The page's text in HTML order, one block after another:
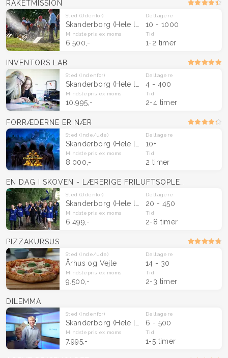
RAKETMISSION
Sted (Udenfor)
Skanderborg (Hele landet)
Deltagere
10 - 1000
Mindstepris ex moms
6.500,-
Tid
1-2 timer
INVENTORS LAB
Sted (Indenfor)
Skanderborg (Hele landet)
Deltagere
4 - 400
Mindstepris ex moms
10.995,-
Tid
2-4 timer
FORRÆDERNE ER NÆR
Sted (Inde/ude)
Skanderborg (Hele landet)
Deltagere
10+
Mindstepris ex moms
8.000,-
Tid
2 timer
Sted (Udenfor)
Skanderborg (Hele landet)
Deltagere
20 - 450
Mindstepris ex moms
6.499,-
Tid
2-8 timer
PIZZAKURSUS
Sted (Inde/ude)
Århus og Vejle
Deltagere
14 - 30
Mindstepris ex moms
9.500,-
Tid
2-3 timer
DILEMMA
Sted (Indenfor)
Skanderborg (Hele landet)
Deltagere
6 - 500
Mindstepris ex moms
7.995,-
Tid
1-5 timer